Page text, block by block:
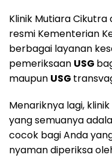
Klinik Mutiara
resmi Kementerian
berbagai layanan
pemeriksaan USG
maupun USG
Menariknya lagi,
yang semuanya
cocok bagi Anda
nyaman diperiksa